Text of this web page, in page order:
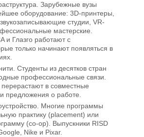
Зарубежные вузы
оборудование: 3D-принтеры,
студии, VR-
мастерские.
и Глазго работают с
только начинают появляться в
Студенты из десятков стран
профессиональные связи.
перерастают в совместные
предложения о работе.
Многие программы
практику (placement) или
(co-op). Выпускники RISD
Nike и Pixar.